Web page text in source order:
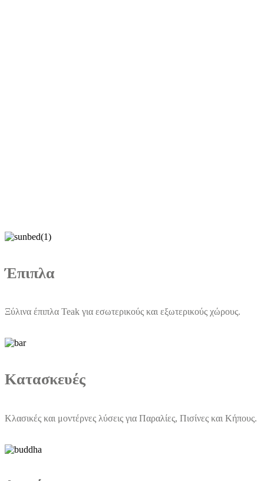
Έπιπλα
Ξύλινα έπιπλα Teak για εσωτερικούς και εξωτερικούς χώρους.
Κατασκευές
Κλασικές και μοντέρνες λύσεις για Παραλίες, Πισίνες και Κήπους.